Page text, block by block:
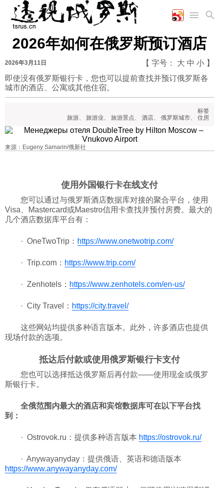
首页
国际
军事
海军
陆军
军事合作
经济
商业
工业
能源
社会
教育
美食
娱乐
历史
旅游
视听
高清图片
漫画
视频
2026年如何在俄罗斯预订酒店
2026年3月11日 【 字号： 大 中 小 】
即使没有俄罗斯银行卡，您也可以提前查找并预订俄罗斯各
城市的酒店、公寓或其他住宿。
标签
旅游、 旅游业、 旅游景点、 酒店、 俄罗斯城市、 住房
来源：Eugeny Samarin/俄新社
使用外国银行卡在线支付
您可以通过与俄罗斯酒店数据库对接的聚合平台，使用
Visa、Mastercard或Maestro信用卡查找并预付房费。最大的
几个酒店数据库平台有：
· OneTwoTrip： https://www.onetwotrip.com/
· Trip.com： https://www.trip.com/
· Zenhotels： https://www.zenhotels.com/en-us/
· City Travel： https://city.travel/
这些网站均提供多种语言版本。此外，许多酒店也提供
现场付款的选项。
抵达后付款或使用俄罗斯银行卡支付
您也可以选择抵达俄罗斯后再付款——使用现金或俄罗
斯银行卡。
全俄范围内最大的酒店和宾馆数据库可在以下平台找
到：
· Ostrovok.ru：提供多种语言版本 https://ostrovok.ru/
· Anywayanyday：提供俄语、英语和德语版本
https://www.anywayanyday.com/